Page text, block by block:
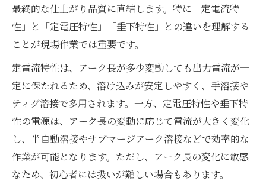
最終的な仕上がり品質に直結します。特に「定電流特
性」と「定電圧特性」「垂下特性」との違いを理解する
ことが現場作業では重要です。
定電流特性は、アーク長が多少変動しても出力電流が一
定に保たれるため、溶け込みが安定しやすく、手溶接や
ティグ溶接で多用されます。一方、定電圧特性や垂下特
性の電源は、アーク長の変動に応じて電流が大きく変化
し、半自動溶接やサブマージアーク溶接などで効率的な
作業が可能となります。ただし、アーク長の変化に敏感
なため、初心者には扱いが難しい場合もあります。